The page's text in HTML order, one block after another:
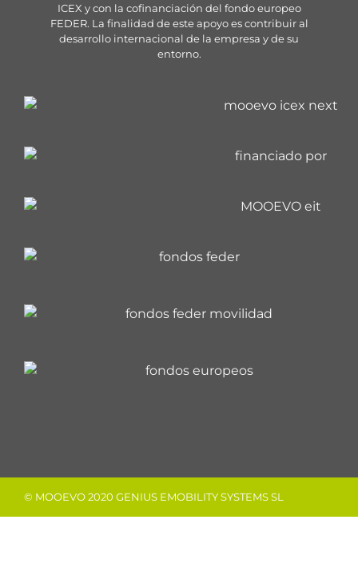
ICEX y con la cofinanciación del fondo europeo
FEDER. La finalidad de este apoyo es contribuir al
desarrollo internacional de la empresa y de su
entorno.
© MOOEVO 2020 GENIUS EMOBILITY SYSTEMS SL